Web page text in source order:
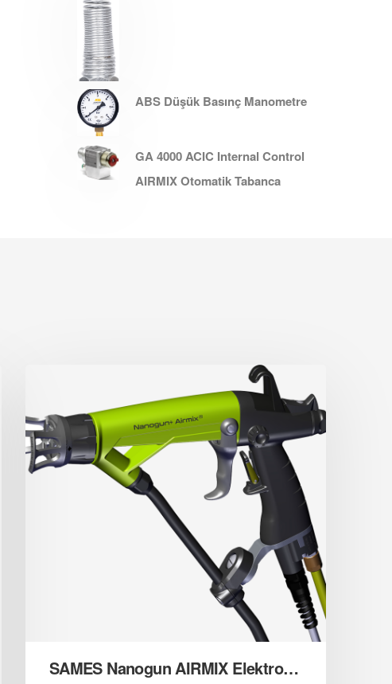
ABS Düşük Basınç Manometre
GA 4000 ACIC Internal Control
AIRMIX Otomatik Tabanca
SAMES Nanogun AIRMIX Elektrostatik Düşük Basınçlı Manuel Tabanca